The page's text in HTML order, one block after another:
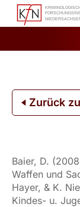
Zum
Inhalt
Zurück
Baier, D.
Waffen und
Hayer, & K.
Kindes- u.